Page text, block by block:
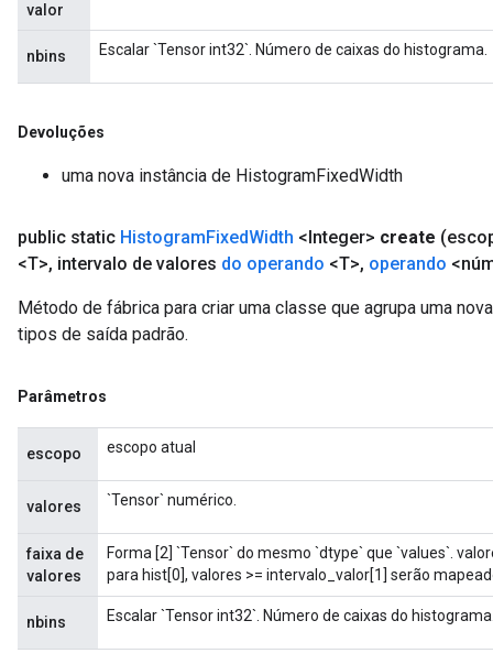
valor
nbins Escalar `Tensor int32`. Número de caixas do histograma.
Devoluções
uma nova instância de HistogramFixedWidth
public static HistogramFixedWidth <Integer> create
<T>, intervalo de valores do operando <T>, operando
Método de fábrica para criar uma classe que agrupa uma
tipos de saída padrão.
Parâmetros
escopo escopo atual
valores `Tensor` numérico.
faixa de
valores
Forma [2] `Tensor` do mesmo `dtype` que `values`.
para hist[0], valores >= intervalo_valor[1] serão
nbins Escalar `Tensor int32`. Número de caixas do